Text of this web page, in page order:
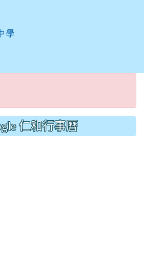
仁和行事曆